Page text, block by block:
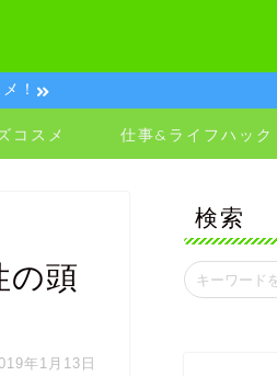
！
コスメ 仕事&ライフハック
の頭
年1月13日
検索